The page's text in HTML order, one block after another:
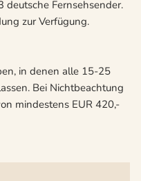
deutsche Fernsehsender.
zur Verfügung.
in denen alle 15-25
Bei Nichtbeachtung
mindestens EUR 420,-